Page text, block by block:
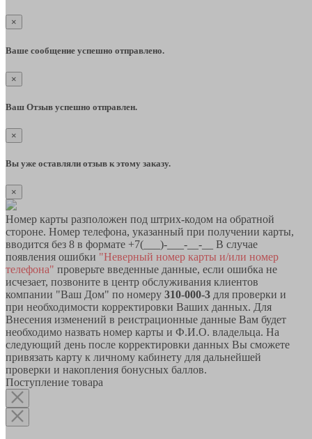
×
Ваше сообщение успешно отправлено.
×
Ваш Отзыв успешно отправлен.
×
Вы уже оставляли отзыв к этому заказу.
×
Номер карты разположен под штрих-кодом на обратной
стороне. Номер телефона, указанный при получении карты,
вводится без 8 в формате +7(___)-___-__-__ В случае
появления ошибки "Неверный номер карты и/или номер
телефона" проверьте введенные данные, если ошибка не
исчезает, позвоните в центр обслуживания клиентов
компании "Ваш Дом" по номеру 310-000-3 для проверки и
при необходимости корректировки Ваших данных. Для
Внесения изменений в реистрационные данные Вам будет
необходимо назвать номер карты и Ф.И.О. владельца. На
следующий день после корректировки данных Вы сможете
привязать карту к личному кабинету для дальнейшей
проверки и накопления бонусных баллов.
Поступление товара